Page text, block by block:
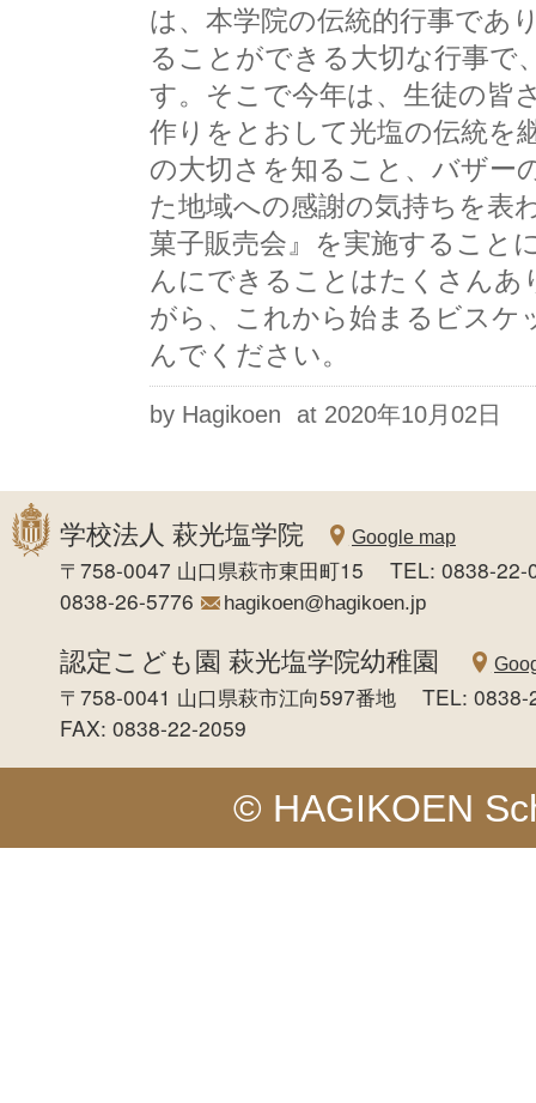
は、本学院の伝統的行事であ
ることができる大切な行事で
す。そこで今年は、生徒の皆
作りをとおして光塩の伝統を
の大切さを知ること、バザー
た地域への感謝の気持ちを
菓子販売会』を実施すること
んにできることはたくさん
がら、これから始まるビスケ
んでください。
by Hagikoen at 2020年10月02日
学校法人 萩光塩学院 Google map
〒758-0047 山口県萩市東田町15 TEL: 0838-
0838-26-5776
hagikoen@hagikoen.jp
認定こども園 萩光塩学院幼稚園
〒758-0041 山口県萩市江向597番地 TEL:
FAX: 0838-22-2059
© HAGIKOEN